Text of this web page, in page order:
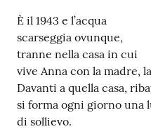
Decentrate
Patto
per
la
lettura
È il 1943 e l’acqua
scarseggia ovunque,
tranne nella casa in cui
vive Anna con la madre,
Davanti a quella casa,
si forma ogni giorno una
di sollievo.